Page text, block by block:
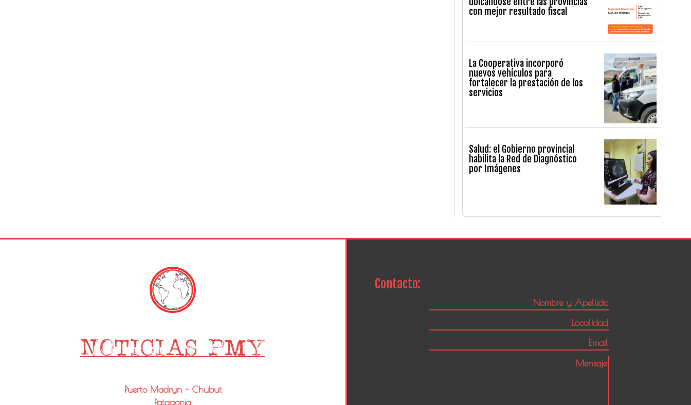
con mejor resultado fiscal
La Cooperativa incorporó
nuevos vehículos para
fortalecer la prestación de los
servicios
Salud: el Gobierno provincial
habilita la Red de Diagnóstico
por Imágenes
Puerto Madryn - Chubut
Patagonia
Contacto: